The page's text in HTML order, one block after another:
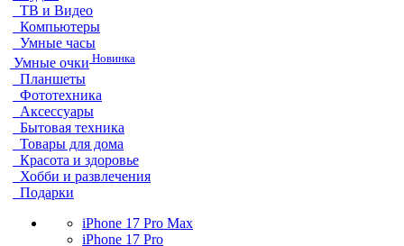
ТВ и Видео
Компьютеры
Умные часы
Умные очки Новинка
Планшеты
Фототехника
Аксессуары
Бытовая техника
Товары для дома
Красота и здоровье
Хобби и развлечения
Подарки
iPhone 17 Pro Max
iPhone 17 Pro